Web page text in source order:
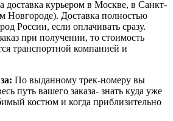
курьером в Москве, в Санкт-
Новгороде). Доставка полностью
России, если оплачивать сразу.
при получении, то стоимость
транспортной компанией и
По выданному трек-номеру вы
путь вашего заказа- знать куда уже
костюм и когда приблизительно